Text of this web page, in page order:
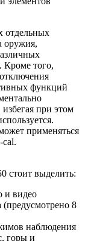
отдельных
оружия,
Кроме того,
функций
при этом
применяться
cal.
стоит выделить:
и видео
(предусмотрено 8
наблюдения
горы и